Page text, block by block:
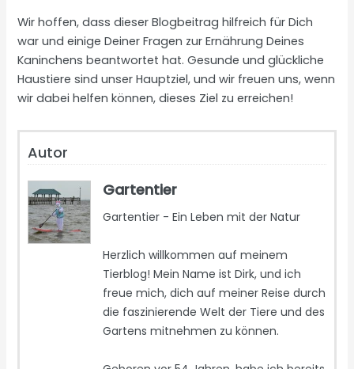
Wir hoffen, dass dieser Blogbeitrag hilfreich für Dich
war und einige Deiner Fragen zur Ernährung Deines
Kaninchens beantwortet hat. Gesunde und glückliche
Haustiere sind unser Hauptziel, und wir freuen uns, wenn
wir dabei helfen können, dieses Ziel zu erreichen!
Autor
Gartentier
Gartentier - Ein Leben mit der Natur
Herzlich willkommen auf meinem
Tierblog! Mein Name ist Dirk, und ich
freue mich, dich auf meiner Reise durch
die faszinierende Welt der Tiere und des
Gartens mitnehmen zu können.